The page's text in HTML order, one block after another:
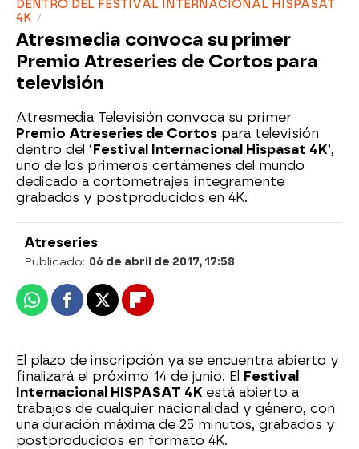
DENTRO DEL FESTIVAL INTERNACIONAL HISPASAT
4K
Atresmedia convoca su primer
Premio Atreseries de Cortos para
televisión
Atresmedia Televisión convoca su primer
Premio Atreseries de Cortos para televisión
dentro del ‘Festival Internacional Hispasat 4K’,
uno de los primeros certámenes del mundo
dedicado a cortometrajes íntegramente
grabados y postproducidos en 4K.
Atreseries
Publicado: 06 de abril de 2017, 17:58
WhatsappFacebook
X Flipboard
El plazo de inscripción ya se encuentra abierto y
finalizará el próximo 14 de junio. El Festival
Internacional HISPASAT 4K está abierto a
trabajos de cualquier nacionalidad y género, con
una duración máxima de 25 minutos, grabados y
postproducidos en formato 4K.